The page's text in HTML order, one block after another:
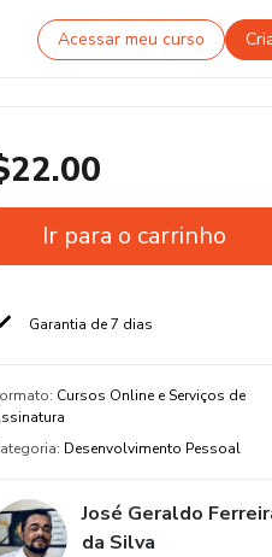
Acessar meu curso
Ir para o carrinho
Garantia de 7 dias
: Cursos Online e Serviços de
: Desenvolvimento Pessoal
José Geraldo
da Silva